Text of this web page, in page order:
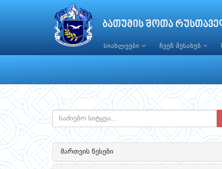
ბათუმის შოთა
სიახლეები ჩვენ შესახებ
მართვის წესები